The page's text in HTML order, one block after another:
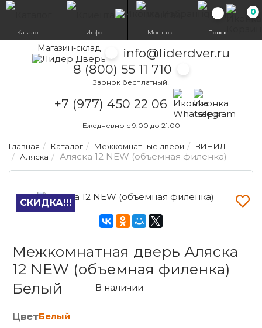
Магазин-склад
info@liderdver.ru
8 (800) 55 11 710
Звонок бесплатный!
+7 (977) 450 22 06
Написать на
Написать на
Ежедневно с 9:00 до 21:00
0
Каталог Инфо Монтаж Поиск
Главная Каталог Межкомнатные двери
ВИНИЛ
Аляска
Аляска 12 NEW (объемная филенка)
СКИДКА!!!
Межкомнатная дверь Аляска
12 NEW (объемная филенка)
Белый
В наличии
ЦветБелый